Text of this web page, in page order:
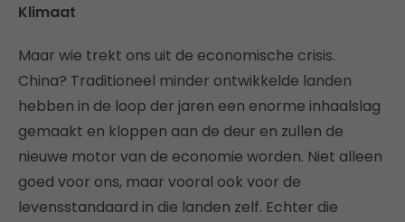
Klimaat
Maar wie trekt ons uit de economische crisis.
China? Traditioneel minder ontwikkelde landen
hebben in de loop der jaren een enorme inhaalslag
gemaakt en kloppen aan de deur en zullen de
nieuwe motor van de economie worden. Niet alleen
goed voor ons, maar vooral ook voor de
levensstandaard in die landen zelf. Echter die